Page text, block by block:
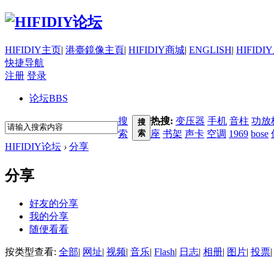
HIFIDIY主页| 港臺鏡像主頁| HIFIDIY商城| ENGLISH|
快捷导航
注册 登录
论坛BBS
搜
索
搜
索
热搜: 变压器 手机 音柱 功放
座 书架 声卡 空调 1969 bose
HIFIDIY论坛 › 分享
分享
好友的分享
我的分享
随便看看
按类型查看: 全部| 网址| 视频| 音乐| Flash| 日志| 相册| 图片| 投票|